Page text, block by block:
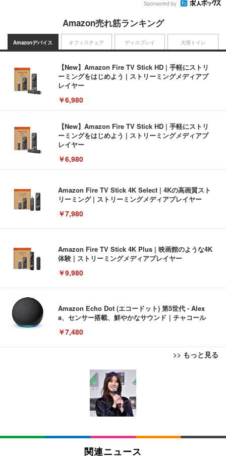
Sponsored by
Amazon売れ筋ランキング
Amazonデバイス
【New】Amazon Fire TV Stick HD | 手軽にストリ
ーミングをはじめよう | ストリーミングメディアプ
レイヤー
￥6,980
【New】Amazon Fire TV Stick HD | 手軽にストリ
ーミングをはじめよう | ストリーミングメディアプ
レイヤー
￥6,980
Amazon Fire TV Stick 4K Select | 4Kの高画質スト
リーミング | ストリーミングメディアプレイヤー
￥7,980
Amazon Fire TV Stick 4K Plus | 映画館のような4K
体験 | ストリーミングメディアプレイヤー
￥9,980
Amazon Echo Dot (エコードット) 第5世代 - Alex
a、センサー搭載、鮮やかなサウンド｜チャコール
￥7,480
>> もっと見る
オフィスチェア
[EdoErgo] オフィスチェア 椅子 テレワーク 疲れな
い 跳ね上げ式アームレスト コンパクト 約105度ロッ
キング pc 事務椅子 360度回転 座面昇降 強化ナイロ
ン樹脂ベース 通気性メッシュ 在宅ワーク H-WY01
(黒網+黒枠+黒足)
SIHOO B100 オフィスチェア／デスクチェア メッシ
ュチェア 人間工学 疲れない ブラック
ディスプレイ
EIZO ビジネス向けプレミアムモニター | FlexScan
EV3240X-WT | 31.5型4K UHD・USB Type-C・ホワ
￥105,595
EIZO ビジネス向けプレミアムモニター | FlexScan
犬用トイレ
Amazonベーシック ペットシーツ 薄型 レギュラー 1
回使い捨て 無香料 ホワイト 300枚
Amazonベーシック ペットシーツ 厚型 ワイド 42枚
x2袋(84枚) ホワイト(吸収面:ライトブルー)
関連ニュース